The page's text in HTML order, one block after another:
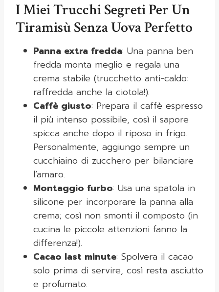
I Miei Trucchi Segreti Per Un
Tiramisù Senza Uova Perfetto
Panna extra fredda: Una panna ben
fredda monta meglio e regala una
crema stabile (trucchetto anti-caldo:
raffredda anche la ciotola!).
Caffè giusto: Prepara il caffè espresso
il più intenso possibile, così il sapore
spicca anche dopo il riposo in frigo.
Personalmente, aggiungo sempre un
cucchiaino di zucchero per bilanciare
l’amaro.
Montaggio furbo: Usa una spatola in
silicone per incorporare la panna alla
crema; così non smonti il composto (in
cucina le piccole attenzioni fanno la
differenza!).
Cacao last minute: Spolvera il cacao
solo prima di servire, così resta asciutto
e profumato.